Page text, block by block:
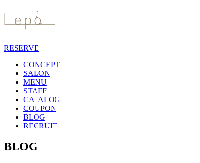
RESERVE
CONCEPT
SALON
MENU
STAFF
CATALOG
COUPON
BLOG
RECRUIT
BLOG